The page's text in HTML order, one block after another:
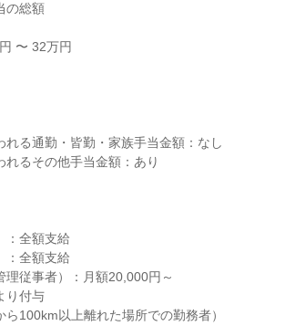
の総額
〜 32万円
れる通勤・皆勤・家族手当金額：なし
れるその他手当金額：あり
：全額支給
：全額支給
理従事者）：月額20,000円～
り付与
ら100km以上離れた場所での勤務者）